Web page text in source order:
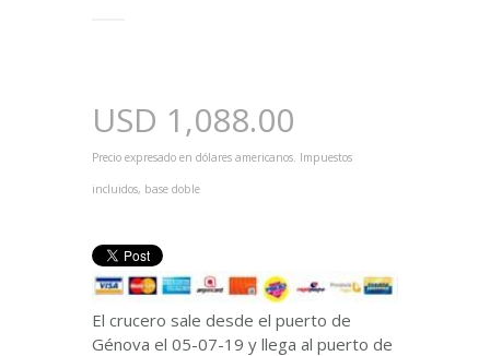
USD 1,088.00
Precio expresado en dólares americanos. Impuestos
incluidos, base doble
El crucero sale desde el puerto de
Génova el 05-07-19 y llega al puerto de